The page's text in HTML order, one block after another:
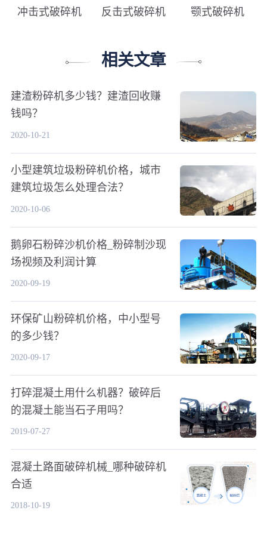
冲击式破碎机 反击式破碎机 颚式破碎机
相关文章
建渣粉碎机多少钱？建渣回收赚
钱吗？
2020-10-21
小型建筑垃圾粉碎机价格，城市
建筑垃圾怎么处理合法？
2020-10-06
鹅卵石粉碎沙机价格_粉碎制沙现
场视频及利润计算
2020-09-19
环保矿山粉碎机价格，中小型号
的多少钱？
2020-09-17
打碎混凝土用什么机器？破碎后
的混凝土能当石子用吗？
2019-07-27
混凝土路面破碎机械_哪种破碎机
合适
2018-10-19